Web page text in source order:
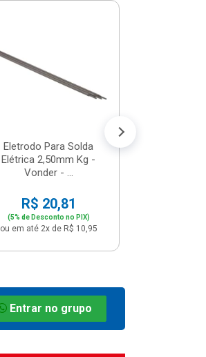
Eletrodo Para Solda
Elétrica 2,50mm Kg -
Vonder - ...
R$ 20,81
(5% de Desconto no PIX)
ou em até 2x de R$ 10,95
Entrar no grupo